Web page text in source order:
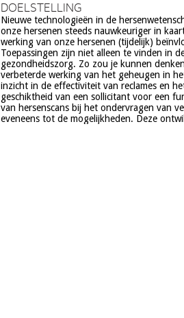
DOELSTELLING
Nieuwe technologieën in de
onze hersenen steeds nauwkeuriger in
werking van onze hersenen (tijdelijk)
Toepassingen zijn niet alleen te vinden in
gezondheidszorg. Zo zou je kunnen
verbeterde werking van het geheugen in
inzicht in de effectiviteit van reclames en
geschiktheid van een sollicitant voor een
van hersenscans bij het ondervragen van
eveneens tot de mogelijkheden. Deze
echter ook veel vragen op, onder meer op
ethiek (recht op privacy, gelijkheid,
volksgezondheid (veiligheid) en veranderingen in ons
en waarden stelsel. De beoogde commerciële toepassing
een aantal van deze technologieën is een extra
zorg. Het doel van dit project is om een
verantwoorde ontwikkeling van
hersenwetenschappen te realiseren,